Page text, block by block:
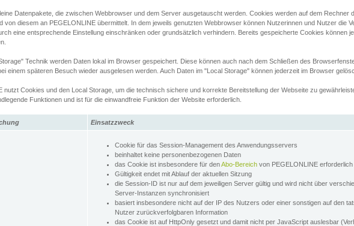
Datenpakete, die zwischen Webbrowser und dem Server ausgetauscht werden. Cookies werden auf dem Rechner
von diesem an PEGELONLINE übermittelt. In dem jeweils genutzten Webbrowser können Nutzerinnen und Nutzer die
eine entsprechende Einstellung einschränken oder grundsätzlich verhindern. Bereits gespeicherte Cookies können
Technik werden Daten lokal im Browser gespeichert. Diese können auch nach dem Schließen des
einem späteren Besuch wieder ausgelesen werden. Auch Daten im "Local Storage" können jederzeit im Browser
nutzt Cookies und den Local Storage, um die technisch sichere und korrekte Bereitstellung der Webseite zu
Funktionen und ist für die einwandfreie Funktion der Website erforderlich.
Einsatzzweck
Cookie für das Session-Management des Anwendungsservers
beinhaltet keine personenbezogenen Daten
das Cookie ist insbesondere für denAbo-Bereich von PEGELONLINE erforderlich
Gültigkeit endet mit Ablauf der aktuellen Sitzung
die Session-ID ist nur auf dem jeweiligen Server gültig und wird nicht über
Server-Instanzen synchronisiert
basiert insbesondere nicht auf der IP des Nutzers oder einer sonstigen auf den
Nutzer zurückverfolgbaren Information
das Cookie ist auf HttpOnly gesetzt und damit nicht per JavaScript auslesbar